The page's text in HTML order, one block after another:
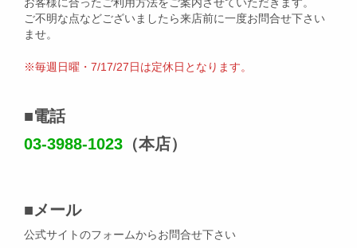
お客様に合ったご利用方法をご案内させていただきます。
ご不明な点などございましたら来店前に一度お問合せ下さい
ませ。
※毎週日曜・7/17/27日は定休日となります。
■電話
03-3988-1023 （本店）
■メール
公式サイトのフォームからお問合せ下さい